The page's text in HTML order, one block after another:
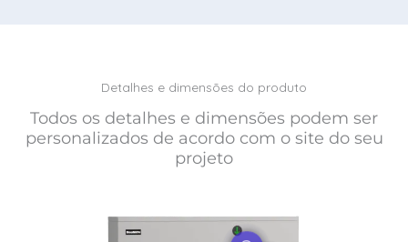
Detalhes e dimensões do produto
Todos os detalhes e dimensões podem ser
personalizados de acordo com o site do seu
projeto